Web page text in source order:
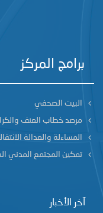
برامج المركز
البيت الصحفي
مرصد خطاب العنف
المساءلة والعدالة
تمكين المجتمع المدني
آخر الأخبار